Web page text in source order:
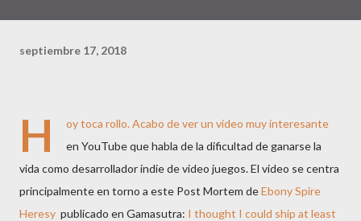
septiembre 17, 2018
H
oy toca rollo. Acabo de ver un video muy interesante
en YouTube que habla de la dificultad de ganarse la
vida como desarrollador indie de video juegos. El video se centra
principalmente en torno a este Post Mortem deEbony Spire
Heresy publicado en Gamasutra: I thought I could ship at least